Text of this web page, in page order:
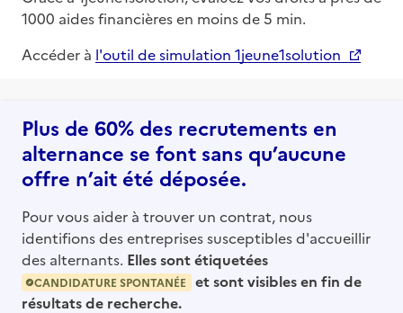
1000 aides financières en moins de 5 min.
Accéder à l'outil de simulation 1jeune1solution
Plus de 60% des recrutements en
alternance se font sans qu’aucune
offre n’ait été déposée.
Pour vous aider à trouver un contrat, nous
identifions des entreprises susceptibles d'accueillir
des alternants. Elles sont étiquetées
CANDIDATURE SPONTANÉE
et sont visibles en fin de
résultats de recherche.